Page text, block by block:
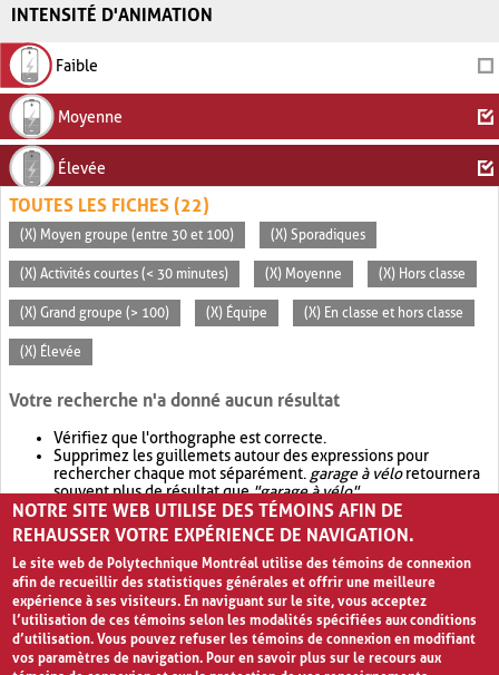
INTENSITÉ D'ANIMATION
Faible
Moyenne
Élevée
TOUTES LES FICHES (22)
(X) Moyen groupe (entre 30 et 100) (X) Sporadiques
(X) Activités courtes (< 30 minutes) (X) Moyenne (X) Hors classe
(X) Grand groupe (> 100) (X) Équipe (X) En classe et hors classe
(X) Élevée
Votre recherche n'a donné aucun résultat
Vérifiez que l'orthographe est correcte.
Supprimez les guillemets autour des expressions pour
rechercher chaque mot séparément. garage à véloretournera
souvent plus de résultat que"garage à vélo".
Envisagez d'élargir votre recherche avec OR.garage OR vélo
retournera souvent plus de résultat quegarage à vélo
NOTRE SITE WEB UTILISE DES TÉMOINS AFIN DE
REHAUSSER VOTRE EXPÉRIENCE DE NAVIGATION.
Le site web de Polytechnique Montréal utilise des témoins de connexion
afin de recueillir des statistiques générales et offrir une meilleure
expérience à ses visiteurs. En naviguant sur le site, vous acceptez
l’utilisation de ces témoins selon les modalités spécifiées aux conditions
d’utilisation. Vous pouvez refuser les témoins de connexion en modifiant
vos paramètres de navigation. Pour en savoir plus sur le recours aux